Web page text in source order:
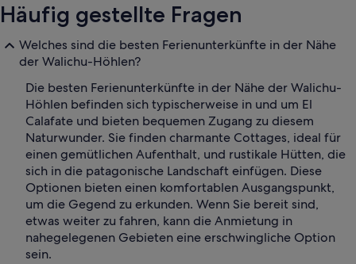
Häufig gestellte Fragen
Welches sind die besten Ferienunterkünfte in der Nähe
der Walichu-Höhlen?
Die besten Ferienunterkünfte in der Nähe der Walichu-
Höhlen befinden sich typischerweise in und um El
Calafate und bieten bequemen Zugang zu diesem
Naturwunder. Sie finden charmante Cottages, ideal für
einen gemütlichen Aufenthalt, und rustikale Hütten, die
sich in die patagonische Landschaft einfügen. Diese
Optionen bieten einen komfortablen Ausgangspunkt,
um die Gegend zu erkunden. Wenn Sie bereit sind,
etwas weiter zu fahren, kann die Anmietung in
nahegelegenen Gebieten eine erschwingliche Option
sein.